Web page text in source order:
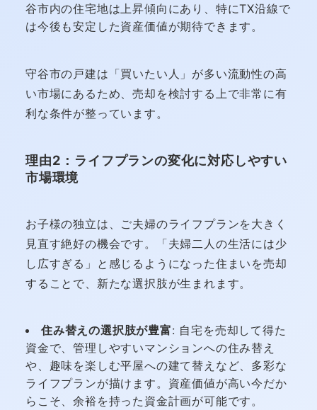
谷市内の住宅地は上昇傾向にあり、特にTX沿線で
は今後も安定した資産価値が期待できます。
守谷市の戸建は「買いたい人」が多い流動性の高
い市場にあるため、売却を検討する上で非常に有
利な条件が整っています。
理由2：ライフプランの変化に対応しやすい
市場環境
お子様の独立は、ご夫婦のライフプランを大きく
見直す絶好の機会です。「夫婦二人の生活には少
し広すぎる」と感じるようになった住まいを売却
することで、新たな選択肢が生まれます。
住み替えの選択肢が豊富: 自宅を売却して得た
資金で、管理しやすいマンションへの住み替え
や、趣味を楽しむ平屋への建て替えなど、多彩な
ライフプランが描けます。資産価値が高い今だか
らこそ、余裕を持った資金計画が可能です。